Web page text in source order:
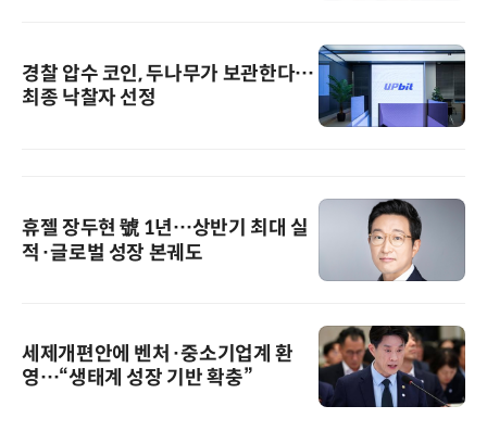
경찰 압수 코인, 두나무가 보관한다…
최종 낙찰자 선정
휴젤 장두현 號 1년…상반기 최대 실
적·글로벌 성장 본궤도
세제개편안에 벤처·중소기업계 환
영…“생태계 성장 기반 확충”